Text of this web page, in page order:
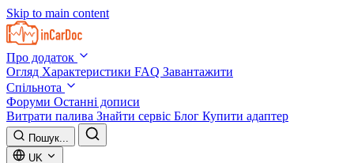
Skip to main content
Про додаток
Огляд Характеристики FAQ Завантажити
Спільнота
Форуми Останні дописи
Витрати палива Знайти сервіс Блог Купити адаптер
Пошук...
UK